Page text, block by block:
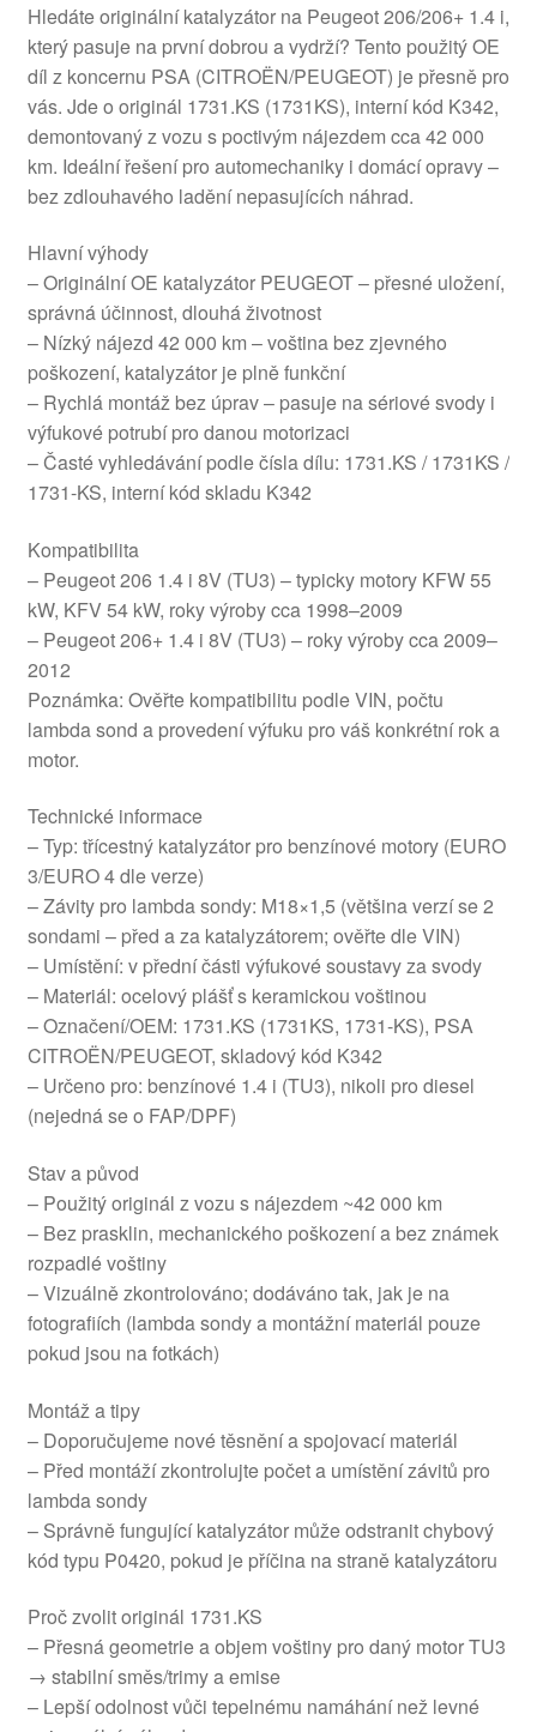
Hledáte originální katalyzátor na Peugeot 206/206+ 1.4 i,
který pasuje na první dobrou a vydrží? Tento použitý OE
díl z koncernu PSA (CITROËN/PEUGEOT) je přesně pro
vás. Jde o originál 1731.KS (1731KS), interní kód K342,
demontovaný z vozu s poctivým nájezdem cca 42 000
km. Ideální řešení pro automechaniky i domácí opravy –
bez zdlouhavého ladění nepasujících náhrad.
Hlavní výhody
– Originální OE katalyzátor PEUGEOT – přesné uložení,
správná účinnost, dlouhá životnost
– Nízký nájezd 42 000 km – voština bez zjevného
poškození, katalyzátor je plně funkční
– Rychlá montáž bez úprav – pasuje na sériové svody i
výfukové potrubí pro danou motorizaci
– Časté vyhledávání podle čísla dílu: 1731.KS / 1731KS /
1731-KS, interní kód skladu K342
Kompatibilita
– Peugeot 206 1.4 i 8V (TU3) – typicky motory KFW 55
kW, KFV 54 kW, roky výroby cca 1998–2009
– Peugeot 206+ 1.4 i 8V (TU3) – roky výroby cca 2009–
2012
Poznámka: Ověřte kompatibilitu podle VIN, počtu
lambda sond a provedení výfuku pro váš konkrétní rok a
motor.
Technické informace
– Typ: třícestný katalyzátor pro benzínové motory (EURO
3/EURO 4 dle verze)
– Závity pro lambda sondy: M18×1,5 (většina verzí se 2
sondami – před a za katalyzátorem; ověřte dle VIN)
– Umístění: v přední části výfukové soustavy za svody
– Materiál: ocelový plášť s keramickou voštinou
– Označení/OEM: 1731.KS (1731KS, 1731-KS), PSA
CITROËN/PEUGEOT, skladový kód K342
– Určeno pro: benzínové 1.4 i (TU3), nikoli pro diesel
(nejedná se o FAP/DPF)
Stav a původ
– Použitý originál z vozu s nájezdem ~42 000 km
– Bez prasklin, mechanického poškození a bez známek
rozpadlé voštiny
– Vizuálně zkontrolováno; dodáváno tak, jak je na
fotografiích (lambda sondy a montážní materiál pouze
pokud jsou na fotkách)
Montáž a tipy
– Doporučujeme nové těsnění a spojovací materiál
– Před montáží zkontrolujte počet a umístění závitů pro
lambda sondy
– Správně fungující katalyzátor může odstranit chybový
kód typu P0420, pokud je příčina na straně katalyzátoru
Proč zvolit originál 1731.KS
– Přesná geometrie a objem voštiny pro daný motor TU3
→ stabilní směs/trimy a emise
– Lepší odolnost vůči tepelnému namáhání než levné